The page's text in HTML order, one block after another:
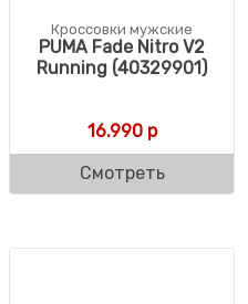
Кроссовки мужские
PUMA Fade Nitro V2
Running (40329901)
16.990р
Смотреть